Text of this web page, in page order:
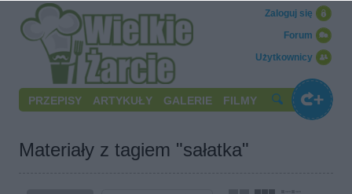
Użytkownicy
Forum
Zaloguj się
PRZEPISY ARTYKUŁY GALERIE FILMY
Materiały z tagiem "sałatka"